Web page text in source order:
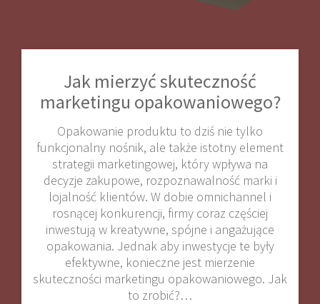
Jak mierzyć skuteczność
marketingu opakowaniowego?
Opakowanie produktu to dziś nie tylko
funkcjonalny nośnik, ale także istotny element
strategii marketingowej, który wpływa na
decyzje zakupowe, rozpoznawalność marki i
lojalność klientów. W dobie omnichannel i
rosnącej konkurencji, firmy coraz częściej
inwestują w kreatywne, spójne i angażujące
opakowania. Jednak aby inwestycje te były
efektywne, konieczne jest mierzenie
skuteczności marketingu opakowaniowego. Jak
to zrobić?…